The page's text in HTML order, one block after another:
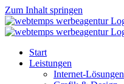
Zum Inhalt springen
Start
Leistungen
Internet-Lösungen